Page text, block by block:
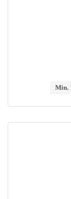
Min.